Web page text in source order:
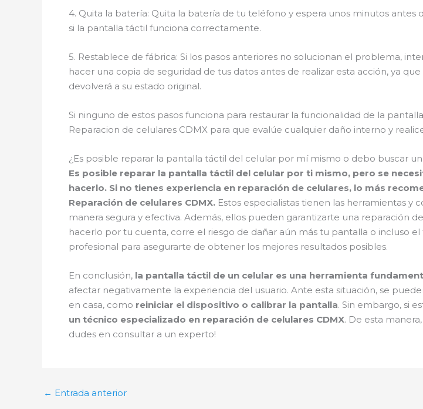
4. Quita la batería: Quita la batería de tu teléfono y espera unos minutos
si la pantalla táctil funciona correctamente.
5. Restablece de fábrica: Si los pasos anteriores no solucionan el problema,
hacer una copia de seguridad de tus datos antes de realizar esta acción, ya
devolverá a su estado original.
Si ninguno de estos pasos funciona para restaurar la funcionalidad de la
Reparacion de celulares CDMX para que evalúe cualquier daño interno y
¿Es posible reparar la pantalla táctil del celular por mí mismo o debo buscar
Es posible reparar la pantalla táctil del celular por ti mismo, pero se
hacerlo. Si no tienes experiencia en reparación de celulares, lo más
Reparación de celulares CDMX. Estos especialistas tienen las herramientas
manera segura y efectiva. Además, ellos pueden garantizarte una reparación
hacerlo por tu cuenta, corre el riesgo de dañar aún más tu pantalla o incluso
profesional para asegurarte de obtener los mejores resultados posibles.
En conclusión, la pantalla táctil de un celular es una herramienta
afectar negativamente la experiencia del usuario. Ante esta situación, se
en casa, como reiniciar el dispositivo o calibrar la pantalla. Sin embargo, si
un técnico especializado en reparación de celulares CDMX. De esta
dudes en consultar a un experto!
← Entrada anterior